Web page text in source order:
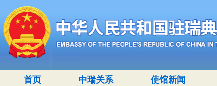
首页 中瑞关系 使馆新闻